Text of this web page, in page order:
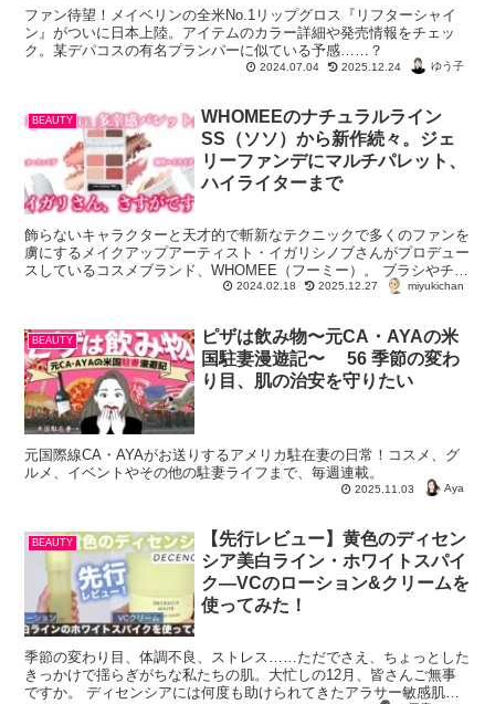
ファン待望！メイベリンの全米No.1リップグロス『リフターシャイ
ン』がついに日本上陸。アイテムのカラー詳細や発売情報をチェッ
ク。某デパコスの有名プランパーに似ている予感……？
2024.07.04 2025.12.24 ゆう子
BEAUTY
WHOMEEのナチュラルライン
SS（ソソ）から新作続々。ジェ
リーファンデにマルチパレット、
ハイライターまで
飾らないキャラクターと天才的で斬新なテクニックで多くのファンを
虜にするメイクアップアーティスト・イガリシノブさんがプロデュー
スしているコスメブランド、WHOMEE（フーミー）。 ブラシやチー
クなどバズコスメを多数生み出し、常に注目さ...
2024.02.18 2025.12.27 miyukichan
BEAUTY
ピザは飲み物〜元CA・AYAの米
国駐妻漫遊記〜 56 季節の変わ
り目、肌の治安を守りたい
元国際線CA・AYAがお送りするアメリカ駐在妻の日常！コスメ、グ
ルメ、イベントやその他の駐妻ライフまで、毎週連載。
2025.11.03 Aya
BEAUTY
【先行レビュー】黄色のディセン
シア美白ライン・ホワイトスパイ
ク―VCのローション&クリームを
使ってみた！
季節の変わり目、体調不良、ストレス……ただでさえ、ちょっとした
きっかけで揺らぎがちな私たちの肌。大忙しの12月、皆さんご無事
ですか。 ディセンシアには何度も助けられてきたアラサー敏感肌の